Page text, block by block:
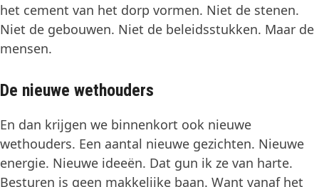
het cement van het dorp vormen. Niet de stenen.
Niet de gebouwen. Niet de beleidsstukken. Maar de
mensen.
De nieuwe wethouders
En dan krijgen we binnenkort ook nieuwe
wethouders. Een aantal nieuwe gezichten. Nieuwe
energie. Nieuwe ideeën. Dat gun ik ze van harte.
Besturen is geen makkelijke baan. Want vanaf het